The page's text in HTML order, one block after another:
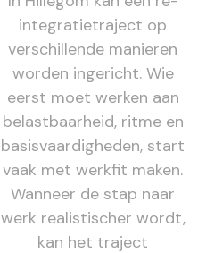
integratietraject op
verschillende manieren
worden ingericht. Wie
eerst moet werken aan
belastbaarheid, ritme en
basisvaardigheden, start
vaak met werkfit maken.
Wanneer de stap naar
werk realistischer wordt,
kan het traject